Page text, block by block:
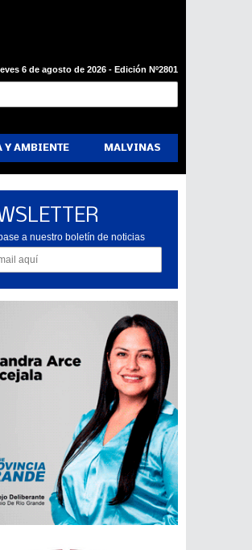
6 de agosto de 2026 - Edición Nº2801
Y AMBIENTE MALVINAS
a nuestro boletín de noticias